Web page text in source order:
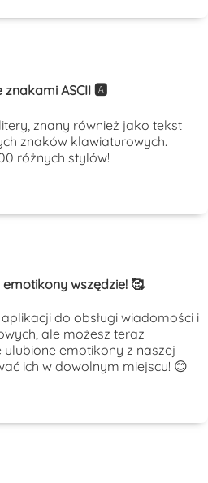
znakami ASCII 🅰️
znany również jako tekst
znaków klawiaturowych.
różnych stylów!
wszędzie! 🥰
do obsługi wiadomości i
ale możesz teraz
emotikony z naszej
ich w dowolnym miejscu! 😊